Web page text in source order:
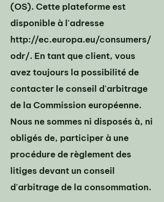
(OS). Cette plateforme est
disponible à l'adresse
http://ec.europa.eu/consumers/
odr/. En tant que client, vous
avez toujours la possibilité de
contacter le conseil d'arbitrage
de la Commission européenne.
Nous ne sommes ni disposés à, ni
obligés de, participer à une
procédure de règlement des
litiges devant un conseil
d'arbitrage de la consommation.